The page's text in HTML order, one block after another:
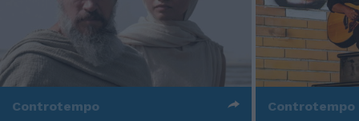
Controtempo Controtempo